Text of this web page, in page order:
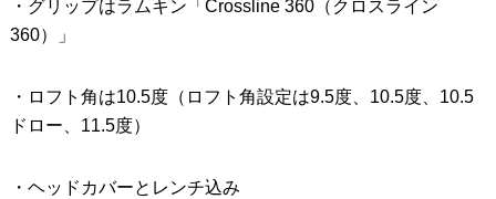
・グリップはラムキン「Crossline 360（クロスライン
360）」
・ロフト角は10.5度（ロフト角設定は9.5度、10.5度、10.5
ドロー、11.5度）
・ヘッドカバーとレンチ込み